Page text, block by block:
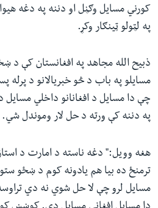
کورني مسایل وګڼل او دننه په دغه
په لټولو ټینګار وکړ.
ذبیح الله مجاهد په افغانستان کې د
مسایلو په باب د څو خبریالانو د
چې دا مسایل د افغانانو داخلي مسایل
په دننه کې ورته د حل لار وموندل شي.
هغه وویل:" دغه ناسته د امارت د
ترمنځ ده بیا هم یادونه کوم د ښځو
مسایل لرو چې لا حل شوي نه دي